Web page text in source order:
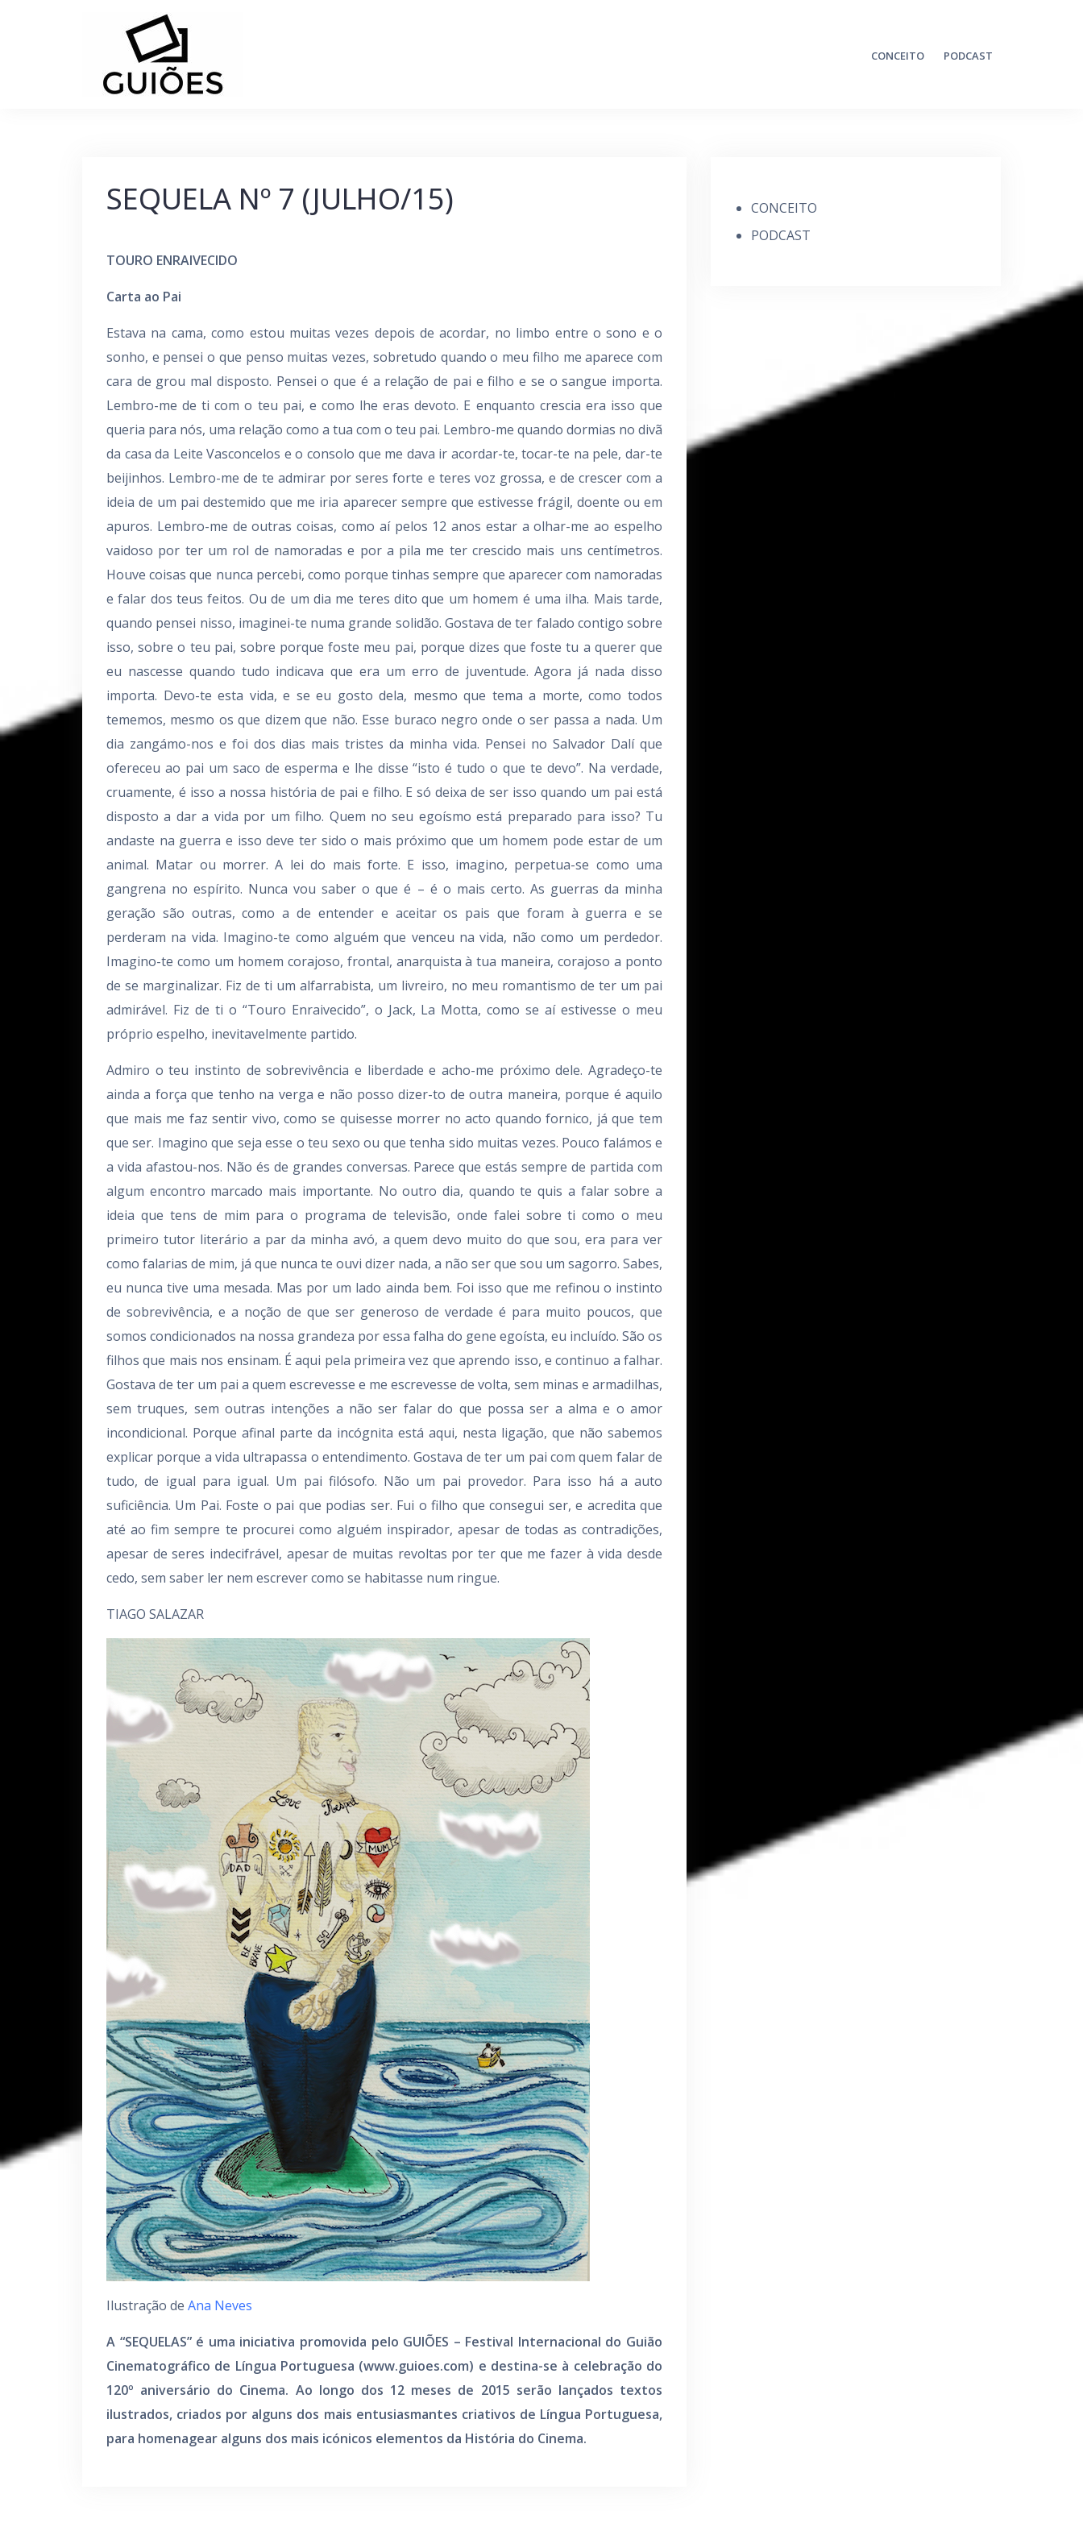
CONCEITO PODCAST
SEQUELA Nº 7 (JULHO/15)
TOURO ENRAIVECIDO
Carta ao Pai
Estava na cama, como estou muitas vezes depois de acordar, no limbo entre o sono e o
sonho, e pensei o que penso muitas vezes, sobretudo quando o meu filho me aparece com
cara de grou mal disposto. Pensei o que é a relação de pai e filho e se o sangue importa.
Lembro-me de ti com o teu pai, e como lhe eras devoto. E enquanto crescia era isso que
queria para nós, uma relação como a tua com o teu pai. Lembro-me quando dormias no divã
da casa da Leite Vasconcelos e o consolo que me dava ir acordar-te, tocar-te na pele, dar-te
beijinhos. Lembro-me de te admirar por seres forte e teres voz grossa, e de crescer com a
ideia de um pai destemido que me iria aparecer sempre que estivesse frágil, doente ou em
apuros. Lembro-me de outras coisas, como aí pelos 12 anos estar a olhar-me ao espelho
vaidoso por ter um rol de namoradas e por a pila me ter crescido mais uns centímetros.
Houve coisas que nunca percebi, como porque tinhas sempre que aparecer com namoradas
e falar dos teus feitos. Ou de um dia me teres dito que um homem é uma ilha. Mais tarde,
quando pensei nisso, imaginei-te numa grande solidão. Gostava de ter falado contigo sobre
isso, sobre o teu pai, sobre porque foste meu pai, porque dizes que foste tu a querer que
eu nascesse quando tudo indicava que era um erro de juventude. Agora já nada disso
importa. Devo-te esta vida, e se eu gosto dela, mesmo que tema a morte, como todos
tememos, mesmo os que dizem que não. Esse buraco negro onde o ser passa a nada. Um
dia zangámo-nos e foi dos dias mais tristes da minha vida. Pensei no Salvador Dalí que
ofereceu ao pai um saco de esperma e lhe disse “isto é tudo o que te devo”. Na verdade,
cruamente, é isso a nossa história de pai e filho. E só deixa de ser isso quando um pai está
disposto a dar a vida por um filho. Quem no seu egoísmo está preparado para isso? Tu
andaste na guerra e isso deve ter sido o mais próximo que um homem pode estar de um
animal. Matar ou morrer. A lei do mais forte. E isso, imagino, perpetua-se como uma
gangrena no espírito. Nunca vou saber o que é – é o mais certo. As guerras da minha
geração são outras, como a de entender e aceitar os pais que foram à guerra e se
perderam na vida. Imagino-te como alguém que venceu na vida, não como um perdedor.
Imagino-te como um homem corajoso, frontal, anarquista à tua maneira, corajoso a ponto
de se marginalizar. Fiz de ti um alfarrabista, um livreiro, no meu romantismo de ter um pai
admirável. Fiz de ti o “Touro Enraivecido”, o Jack, La Motta, como se aí estivesse o meu
próprio espelho, inevitavelmente partido.
Admiro o teu instinto de sobrevivência e liberdade e acho-me próximo dele. Agradeço-te
ainda a força que tenho na verga e não posso dizer-to de outra maneira, porque é aquilo
que mais me faz sentir vivo, como se quisesse morrer no acto quando fornico, já que tem
que ser. Imagino que seja esse o teu sexo ou que tenha sido muitas vezes. Pouco falámos e
a vida afastou-nos. Não és de grandes conversas. Parece que estás sempre de partida com
algum encontro marcado mais importante. No outro dia, quando te quis a falar sobre a
ideia que tens de mim para o programa de televisão, onde falei sobre ti como o meu
primeiro tutor literário a par da minha avó, a quem devo muito do que sou, era para ver
como falarias de mim, já que nunca te ouvi dizer nada, a não ser que sou um sagorro. Sabes,
eu nunca tive uma mesada. Mas por um lado ainda bem. Foi isso que me refinou o instinto
de sobrevivência, e a noção de que ser generoso de verdade é para muito poucos, que
somos condicionados na nossa grandeza por essa falha do gene egoísta, eu incluído. São os
filhos que mais nos ensinam. É aqui pela primeira vez que aprendo isso, e continuo a falhar.
Gostava de ter um pai a quem escrevesse e me escrevesse de volta, sem minas e armadilhas,
sem truques, sem outras intenções a não ser falar do que possa ser a alma e o amor
incondicional. Porque afinal parte da incógnita está aqui, nesta ligação, que não sabemos
explicar porque a vida ultrapassa o entendimento. Gostava de ter um pai com quem falar de
tudo, de igual para igual. Um pai filósofo. Não um pai provedor. Para isso há a auto
suficiência. Um Pai. Foste o pai que podias ser. Fui o filho que consegui ser, e acredita que
até ao fim sempre te procurei como alguém inspirador, apesar de todas as contradições,
apesar de seres indecifrável, apesar de muitas revoltas por ter que me fazer à vida desde
cedo, sem saber ler nem escrever como se habitasse num ringue.
TIAGO SALAZAR
Ilustração de Ana Neves
A “SEQUELAS” é uma iniciativa promovida pelo GUIÕES – Festival Internacional do Guião
Cinematográfico de Língua Portuguesa (www.guioes.com) e destina-se à celebração do
120º aniversário do Cinema. Ao longo dos 12 meses de 2015 serão lançados textos
ilustrados, criados por alguns dos mais entusiasmantes criativos de Língua Portuguesa,
para homenagear alguns dos mais icónicos elementos da História do Cinema.
CONCEITO
PODCAST